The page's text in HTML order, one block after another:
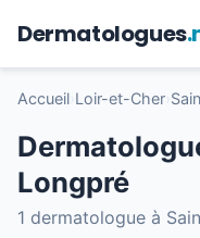
Dermatologues
Accueil Loir-et-Cher
Longpré
1 dermatologue à